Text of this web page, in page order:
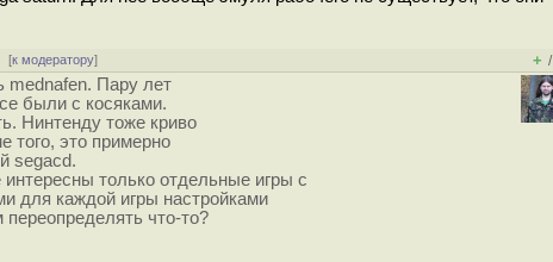
[к модератору] + /
mednafen. Пару лет
были с косяками.
Нинтенду тоже криво
того, это примерно
segacd.
интересны только отдельные игры с
для каждой игры настройками
что-то?